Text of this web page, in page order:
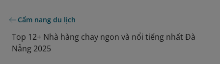
Cẩm nang du lịch
Top 12+ Nhà hàng chay ngon và nổi tiếng nhất Đà
Nẵng 2025